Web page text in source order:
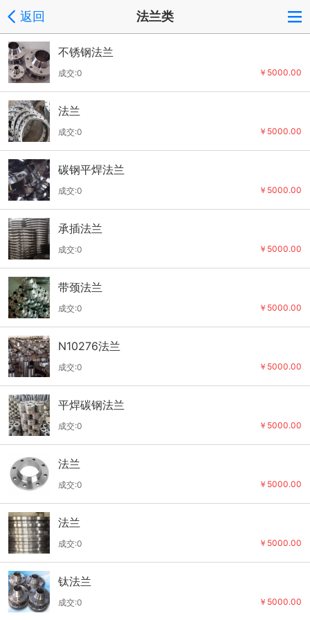
返回 法兰类
不锈钢法兰
￥5000.00
成交:0
法兰
￥5000.00
成交:0
碳钢平焊法兰
￥5000.00
成交:0
承插法兰
￥5000.00
成交:0
带颈法兰
￥5000.00
成交:0
N10276法兰
￥5000.00
成交:0
平焊碳钢法兰
￥5000.00
成交:0
法兰
￥5000.00
成交:0
法兰
￥5000.00
成交:0
钛法兰
￥5000.00
成交:0